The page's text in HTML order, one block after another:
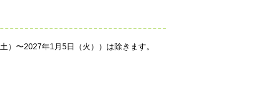
）〜2027年1月5日（火））は除きます。